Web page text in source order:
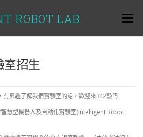
ROBOT LAB 選單
室招生
有興趣了解我們實驗室的話，歡迎來342敲門
智慧型機器人及自動化實驗室(Intelligent Robot